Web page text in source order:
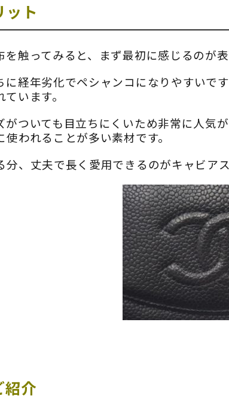
ット
を触ってみると、まず最初に感じるのが
に経年劣化でペシャンコになりやすいで
います。
がついても目立ちにくいため非常に人気
われることが多い素材です。
、丈夫で長く愛用できるのがキャビアス
紹介